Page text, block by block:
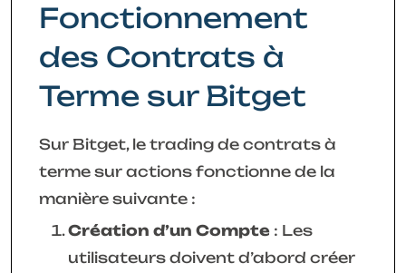
Fonctionnement
des Contrats à
Terme sur Bitget
Sur Bitget, le trading de contrats à
terme sur actions fonctionne de la
manière suivante :
Création d’un Compte : Les
utilisateurs doivent d’abord créer